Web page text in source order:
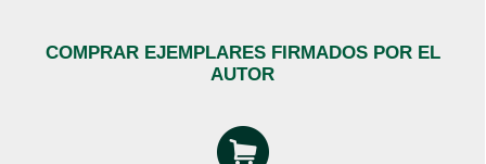
COMPRAR EJEMPLARES FIRMADOS POR EL
AUTOR